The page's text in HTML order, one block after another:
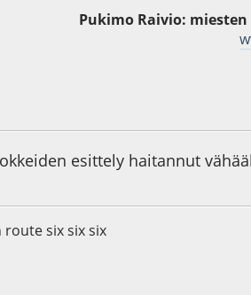
Pukimo Raivio:
esittely haitannut
six six six